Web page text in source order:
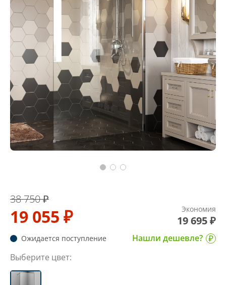
38 750 ₽
19 055 ₽ Экономия
19 695 ₽
Ожидается поступление
Нашли дешевле?
Выберите цвет: